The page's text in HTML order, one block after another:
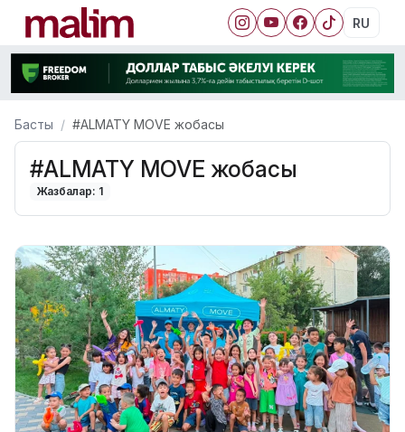
RU
Басты #ALMATY MOVE жобасы
#ALMATY MOVE жобасы
Жазбалар: 1